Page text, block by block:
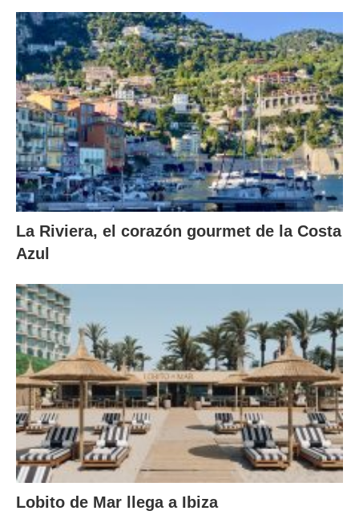
La Riviera, el corazón gourmet de la Costa
Azul
Lobito de Mar llega a Ibiza